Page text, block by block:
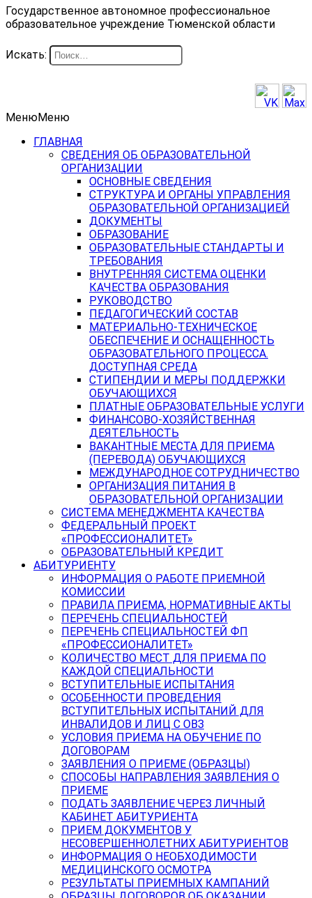
Государственное автономное профессиональное
образовательное учреждение Тюменской области
Искать:
МенюМеню
ГЛАВНАЯ
СВЕДЕНИЯ ОБ ОБРАЗОВАТЕЛЬНОЙ
ОРГАНИЗАЦИИ
ОСНОВНЫЕ СВЕДЕНИЯ
СТРУКТУРА И ОРГАНЫ УПРАВЛЕНИЯ
ОБРАЗОВАТЕЛЬНОЙ ОРГАНИЗАЦИЕЙ
ДОКУМЕНТЫ
ОБРАЗОВАНИЕ
ОБРАЗОВАТЕЛЬНЫЕ СТАНДАРТЫ И
ТРЕБОВАНИЯ
ВНУТРЕННЯЯ СИСТЕМА ОЦЕНКИ
КАЧЕСТВА ОБРАЗОВАНИЯ
РУКОВОДСТВО
ПЕДАГОГИЧЕСКИЙ СОСТАВ
МАТЕРИАЛЬНО-ТЕХНИЧЕСКОЕ
ОБЕСПЕЧЕНИЕ И ОСНАЩЕННОСТЬ
ОБРАЗОВАТЕЛЬНОГО ПРОЦЕССА.
ДОСТУПНАЯ СРЕДА
СТИПЕНДИИ И МЕРЫ ПОДДЕРЖКИ
ОБУЧАЮЩИХСЯ
ПЛАТНЫЕ ОБРАЗОВАТЕЛЬНЫЕ УСЛУГИ
ФИНАНСОВО-ХОЗЯЙСТВЕННАЯ
ДЕЯТЕЛЬНОСТЬ
ВАКАНТНЫЕ МЕСТА ДЛЯ ПРИЕМА
(ПЕРЕВОДА) ОБУЧАЮЩИХСЯ
МЕЖДУНАРОДНОЕ СОТРУДНИЧЕСТВО
ОРГАНИЗАЦИЯ ПИТАНИЯ В
ОБРАЗОВАТЕЛЬНОЙ ОРГАНИЗАЦИИ
СИСТЕМА МЕНЕДЖМЕНТА КАЧЕСТВА
ФЕДЕРАЛЬНЫЙ ПРОЕКТ
«ПРОФЕССИОНАЛИТЕТ»
ОБРАЗОВАТЕЛЬНЫЙ КРЕДИТ
АБИТУРИЕНТУ
ИНФОРМАЦИЯ О РАБОТЕ ПРИЕМНОЙ
КОМИССИИ
ПРАВИЛА ПРИЕМА, НОРМАТИВНЫЕ АКТЫ
ПЕРЕЧЕНЬ СПЕЦИАЛЬНОСТЕЙ
ПЕРЕЧЕНЬ СПЕЦИАЛЬНОСТЕЙ ФП
«ПРОФЕССИОНАЛИТЕТ»
КОЛИЧЕСТВО МЕСТ ДЛЯ ПРИЕМА ПО
КАЖДОЙ СПЕЦИАЛЬНОСТИ
ВСТУПИТЕЛЬНЫЕ ИСПЫТАНИЯ
ОСОБЕННОСТИ ПРОВЕДЕНИЯ
ВСТУПИТЕЛЬНЫХ ИСПЫТАНИЙ ДЛЯ
ИНВАЛИДОВ И ЛИЦ С ОВЗ
УСЛОВИЯ ПРИЕМА НА ОБУЧЕНИЕ ПО
ДОГОВОРАМ
ЗАЯВЛЕНИЯ О ПРИЕМЕ (ОБРАЗЦЫ)
СПОСОБЫ НАПРАВЛЕНИЯ ЗАЯВЛЕНИЯ О
ПРИЕМЕ
ПОДАТЬ ЗАЯВЛЕНИЕ ЧЕРЕЗ ЛИЧНЫЙ
КАБИНЕТ АБИТУРИЕНТА
ПРИЕМ ДОКУМЕНТОВ У
НЕСОВЕРШЕННОЛЕТНИХ АБИТУРИЕНТОВ
ИНФОРМАЦИЯ О НЕОБХОДИМОСТИ
МЕДИЦИНСКОГО ОСМОТРА
РЕЗУЛЬТАТЫ ПРИЕМНЫХ КАМПАНИЙ